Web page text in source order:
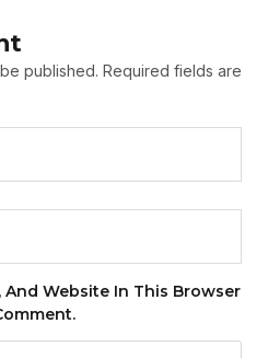
published. Required fields are
And Website In This Browser